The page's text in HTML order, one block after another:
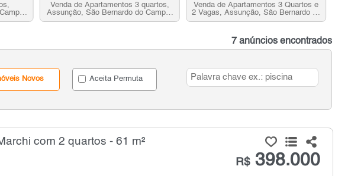
Venda de Apartamentos 3 quartos,
Assunção, São Bernardo do Campo,
SP
Venda de Apartamentos 3 Quartos e
2 Vagas, Assunção, São Bernardo do
Campo, SP
7 anúncios encontrados
Novos Aceita Permuta
com 2 quartos - 61 m²
R$398.000